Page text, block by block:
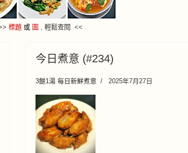
> 標題 或圖 , 輕鬆查閱 <<
今日煮意 (#234)
3餸1湯 每日新鮮煮意 2025年7月27日